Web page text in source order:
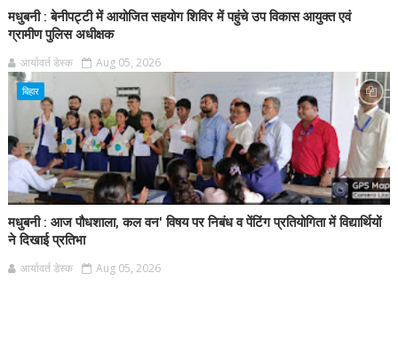
मधुबनी : बेनीपट्टी में आयोजित सहयोग शिविर में पहुंचे उप विकास आयुक्त एवं
ग्रामीण पुलिस अधीक्षक
आर्यावर्त डेस्क Aug 05, 2026
बिहार
मधुबनी : आज पौधशाला, कल वन' विषय पर निबंध व पेंटिंग प्रतियोगिता में विद्यार्थियों
ने दिखाई प्रतिभा
आर्यावर्त डेस्क Aug 05, 2026